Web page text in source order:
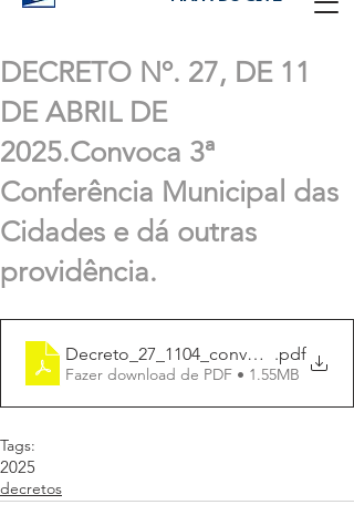
DECRETO Nº. 27, DE 11
DE ABRIL DE
2025.Convoca 3ª
Conferência Municipal das
Cidades e dá outras
providência.
.pdf
Fazer download de PDF • 1.55MB
Tags:
2025
decretos